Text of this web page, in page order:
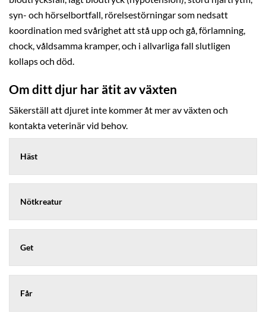
syn- och hörselbortfall, rörelsestörningar som nedsatt
koordination med svårighet att stå upp och gå, förlamning,
chock, våldsamma kramper, och i allvarliga fall slutligen
kollaps och död.
Om ditt djur har ätit av växten
Säkerställ att djuret inte kommer åt mer av växten och
kontakta veterinär vid behov.
Häst
Nötkreatur
Get
Får